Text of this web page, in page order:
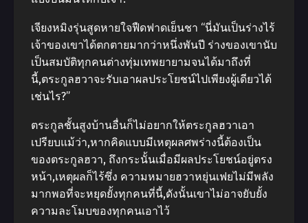
เจียงหมิงรุ่นสูดหายใจฟืดฟาดเย็นชา “นี่มันเป็นร่างไร้
เจ้าของเขาได้ตกตายมากว่าหนึ่งพันปี ร่างของเขานับ
เป็นสมบัติทุกคนต่างทุ่มเทพยายามจนได้มาถึงที่
นี้,ตระกูลฮวาจะรับเอาผลประโยชน์ไปเพียงผู้เดียวได้
เช่นไร?”
ตระกูลชั้นสูงบ้านอื่นก็ไม่อยากให้ตระกูลฮวาเอา
เปรียบแม้ว่า,หากคิดแบบมีเหตุผลศพร่างนี้ต้องเป็น
ของตระกูลฮวา, ถึงกระนั้นเมื่อมีผลประโยชน์อยู่ตรง
หน้า,เหตุผลก็ไร้ซึ่ง ความหมายฮวาหยุ่นเฟยไม่มีพลัง
มากพอที่จะหยุดยั้งทุกคนที่นี้,ดังนั้นเขาไม่อาจยับยั้ง
ความละโมบของทุกคนเอาไว้